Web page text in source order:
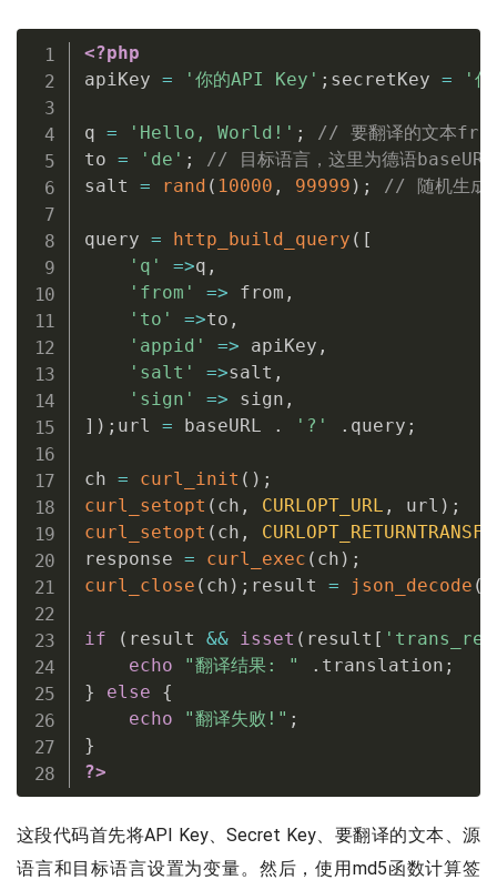
<?php
apiKey = '你的API Key' ; secretKey = '
q = 'Hello, World!' ;
// 要翻译的文本
to = 'de' ;
// 目标语言，这里为德语
salt = rand ( 10000 , 99999 ) ; // 随机生
query = http_build_query ( [
'q'
=>q ,
'from'
=> from ,
'to'
=>to ,
'appid'
=> apiKey ,
'salt'
=>salt ,
'sign'
=> sign ,
] ) ; url = baseURL . '?' . query ;
ch = curl_init ( ) ;
curl_setopt ( ch , CURLOPT_URL , url ) ;
curl_setopt ( ch ,
response = curl_exec ( ch ) ;
curl_close ( ch ) ; result = json_decode (
if ( result && isset ( result [
echo
"翻译结果: " . translation ;
}
else
{
echo
"翻译失败!" ;
}
?>
这段代码首先将API Key、Secret Key、要翻译的文本、源
语言和目标语言设置为变量。然后，使用md5函数计算签